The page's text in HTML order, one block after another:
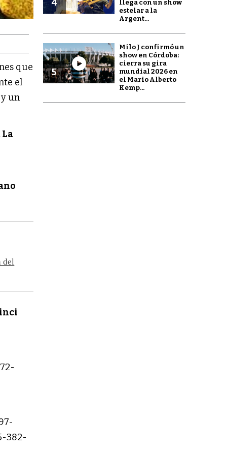
que
el
y un
La
del
382-
4
llega con un show
estelar a la
Argent...
5
Milo J confirmó un
show en Córdoba:
cierra su gira
mundial 2026 en
el Mario Alberto
Kemp...